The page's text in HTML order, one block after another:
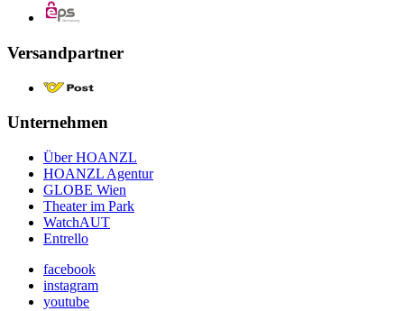
Versandpartner
Unternehmen
Über HOANZL
HOANZL Agentur
GLOBE Wien
Theater im Park
WatchAUT
Entrello
facebook
instagram
youtube